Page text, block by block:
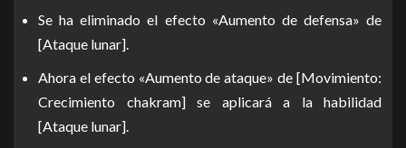
Se ha eliminado el efecto «Aumento de defensa» de
[Ataque lunar].
Ahora el efecto «Aumento de ataque» de [Movimiento:
Crecimiento chakram] se aplicará a la habilidad
[Ataque lunar].